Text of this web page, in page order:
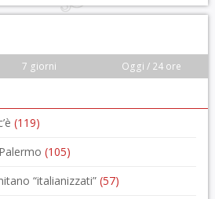
7 giorni Oggi / 24 ore
(119)
(105)
“italianizzati” (57)